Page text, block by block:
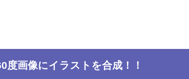
度画像にイラストを合成！！